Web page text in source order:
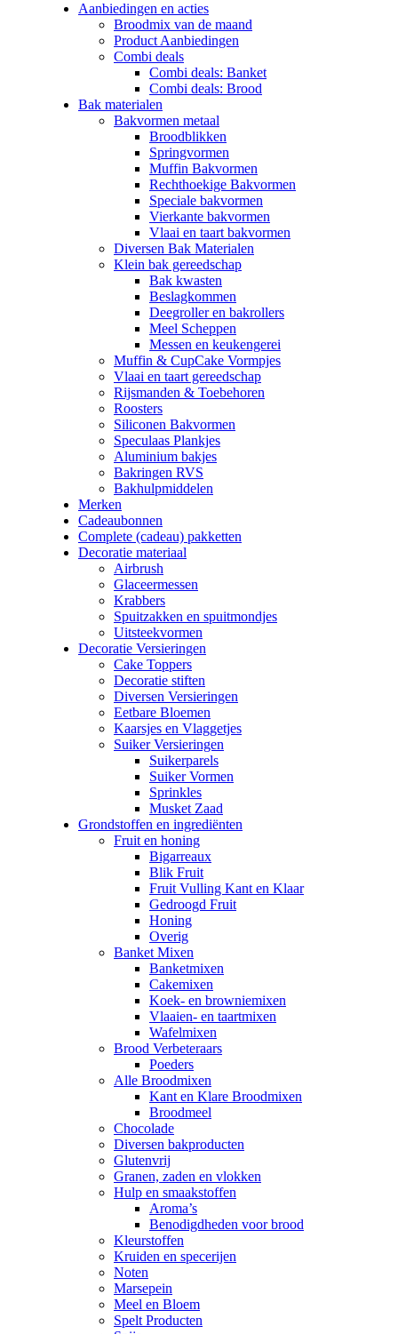
Aanbiedingen en acties
Broodmix van de maand
Product Aanbiedingen
Combi deals
Combi deals: Banket
Combi deals: Brood
Bak materialen
Bakvormen metaal
Broodblikken
Springvormen
Muffin Bakvormen
Rechthoekige Bakvormen
Speciale bakvormen
Vierkante bakvormen
Vlaai en taart bakvormen
Diversen Bak Materialen
Klein bak gereedschap
Bak kwasten
Beslagkommen
Deegroller en bakrollers
Meel Scheppen
Messen en keukengerei
Muffin & CupCake Vormpjes
Vlaai en taart gereedschap
Rijsmanden & Toebehoren
Roosters
Siliconen Bakvormen
Speculaas Plankjes
Aluminium bakjes
Bakringen RVS
Bakhulpmiddelen
Merken
Cadeaubonnen
Complete (cadeau) pakketten
Decoratie materiaal
Airbrush
Glaceermessen
Krabbers
Spuitzakken en spuitmondjes
Uitsteekvormen
Decoratie Versieringen
Cake Toppers
Decoratie stiften
Diversen Versieringen
Eetbare Bloemen
Kaarsjes en Vlaggetjes
Suiker Versieringen
Suikerparels
Suiker Vormen
Sprinkles
Musket Zaad
Grondstoffen en ingrediënten
Fruit en honing
Bigarreaux
Blik Fruit
Fruit Vulling Kant en Klaar
Gedroogd Fruit
Honing
Overig
Banket Mixen
Banketmixen
Cakemixen
Koek- en browniemixen
Vlaaien- en taartmixen
Wafelmixen
Brood Verbeteraars
Poeders
Alle Broodmixen
Kant en Klare Broodmixen
Broodmeel
Chocolade
Diversen bakproducten
Glutenvrij
Granen, zaden en vlokken
Hulp en smaakstoffen
Aroma’s
Benodigdheden voor brood
Kleurstoffen
Kruiden en specerijen
Noten
Marsepein
Meel en Bloem
Spelt Producten